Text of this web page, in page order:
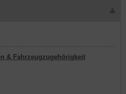
& Fahrzeugzugehörigkeit